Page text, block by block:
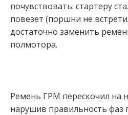
почувствовать: стартеру
повезет (поршни не
достаточно заменить
полмотора.
Ремень ГРМ перескочил на
нарушив правильность фаз